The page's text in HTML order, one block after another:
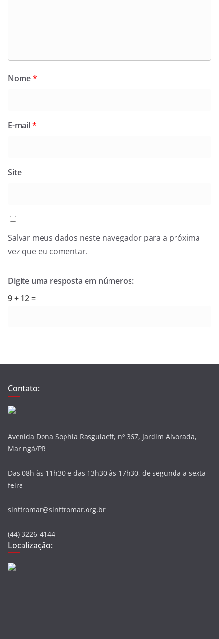
Nome*
E-mail*
Site
Salvar meus dados neste navegador para a próxima
vez que eu comentar.
Digite uma resposta em números:
9 + 12 =
Contato:
Avenida Dona Sophia Rasgulaeff, nº 367, Jardim Alvorada,
Maringá/PR
Das 08h às 11h30 e das 13h30 às 17h30, de segunda a sexta-
feira
sinttromar@sinttromar.org.br
(44) 3226-4144
Localização: